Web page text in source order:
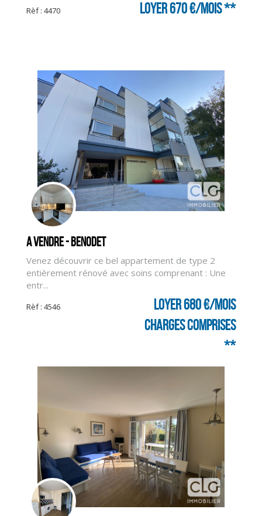
CLIQUER ICI POUR AGRANDIR
Rèf : 4470 Loyer 670 €/mois**
A vendre - BENODET
Venez découvrir ce bel appartement de type 2
entièrement rénové avec soins comprenant : Une
entr...
Rèf : 4546
Loyer 680 €/mois
charges comprises
**